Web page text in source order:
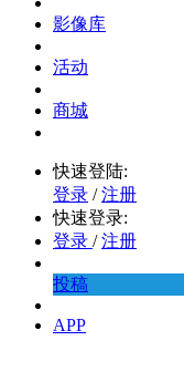
影像库
活动
商城
快速登陆:
登录 / 注册
快速登录:
登录 / 注册
投稿
APP